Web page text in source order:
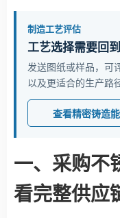
制造工艺评估
工艺选择需要回
发送图纸或样品，可
以及更适合的生产路
查看精密铸造
一、采购不
看完整供应